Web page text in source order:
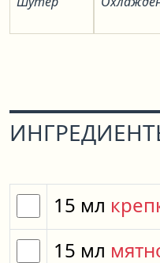
15 мл
15 мл